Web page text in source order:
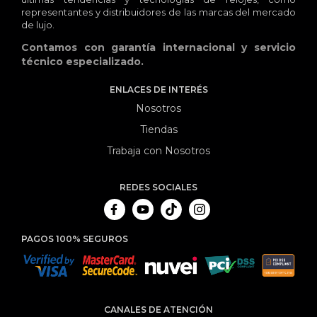
representantes y distribuidores de las marcas del mercado
de lujo.
Contamos con garantía internacional y servicio
técnico especializado.
ENLACES DE INTERÉS
Nosotros
Tiendas
Trabaja con Nosotros
REDES SOCIALES
PAGOS 100% SEGUROS
CANALES DE ATENCIÓN